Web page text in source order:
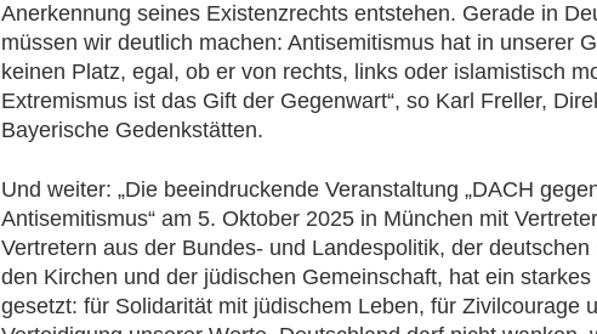
Anerkennung seines Existenzrechts entstehen. Gerade in
müssen wir deutlich machen: Antisemitismus hat in unserer
keinen Platz, egal, ob er von rechts, links oder islamistisch
Extremismus ist das Gift der Gegenwart“, so Karl Freller,
Bayerische Gedenkstätten.
Und weiter: „Die beeindruckende Veranstaltung „DACH
Antisemitismus“ am 5. Oktober 2025 in München mit
Vertretern aus der Bundes- und Landespolitik, der deutschen
den Kirchen und der jüdischen Gemeinschaft, hat ein starkes
gesetzt: für Solidarität mit jüdischem Leben, für Zivilcourage